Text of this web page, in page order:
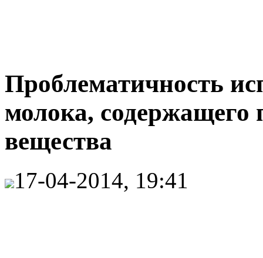
Проблематичность
молока, содержащего
вещества
17-04-2014, 19:41